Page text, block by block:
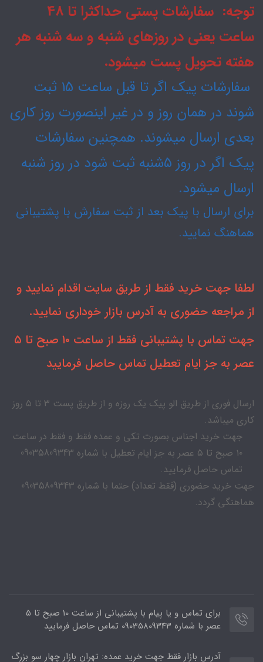
توجه: سفارشات پستی حداکثرا تا 48
ساعت یعنی در روزهای شنبه و سه شنبه هر
هفته تحویل پست میشود.
سفارشات پیک اگر تا قبل ساعت 15 ثبت
شوند در همان روز و در غیر اینصورت روز کاری
بعدی ارسال میشوند. همچنین سفارشات
پیک اگر در روز ۵شنبه ثبت شود در روز شنبه
ارسال میشود.
برای ارسال با پیک بعد از ثبت سفارش با پشتیبانی
هماهنگ نمایید.
لطفا جهت خرید فقط از طریق سایت اقدام نمایید و
از مراجعه حضوری به آدرس بازار خوداری نمایید.
جهت تماس با پشتیبانی فقط از ساعت ۱۰ صبح تا ۵
عصر به جز ایام تعطیل تماس حاصل فرمایید
ارسال فوری از طریق الو پیک یک روزه و از طریق پست ۳ تا ۵ روز
کاری میباشد.
جهت خرید اجناس بصورت تکی و عمده فقط و فقط در ساعت
۱۰ صبح تا ۵ عصر به جز ایام تعطیل با شماره 09035809343
تماس حاصل فرمایید.
جهت خرید حضوری (فقط تعداد) حتما با شماره 09035809343
هماهنگی گردد.
برای تماس و یا پیام با پشتیبانی از ساعت 10 صبح تا 5
عصر با شماره 09035809343 تماس حاصل فرمایید
آدرس بازار فقط جهت خرید عمده: تهران بازار چهار سو بزرگ